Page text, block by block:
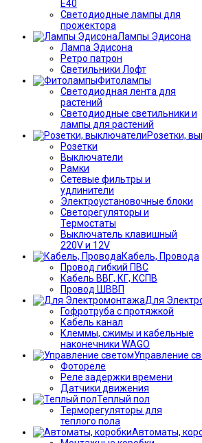
Е40
Светодиодные лампы для
прожектора
Лампы Эдисона
Лампа Эдисона
Ретро патрон
Светильники Лофт
Фитолампы
Светодиодная лента для
растений
Светодиодные светильники и
лампы для растений
Розетки,
Розетки
Выключатели
Рамки
Сетевые фильтры и
удлинители
Электроустановочные блоки
Светорегуляторы и
Термостаты
Выключатель клавишный
220V и 12V
Кабель, Провода
Провод гибкий ПВС
Кабель ВВГ, КГ, КСПВ
Провод ШВВП
Для
Гофротруба с протяжкой
Кабель канал
Клеммы, сжимы и кабельные
наконечники WAGO
Управление
Фотореле
Реле задержки времени
Датчики движения
Теплый пол
Терморегуляторы для
теплого пола
Автоматы,